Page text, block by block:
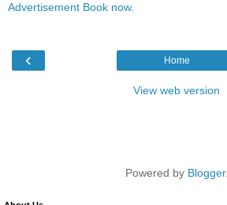
Advertisement Book now.
‹ Home
View web version
Powered by Blogger.